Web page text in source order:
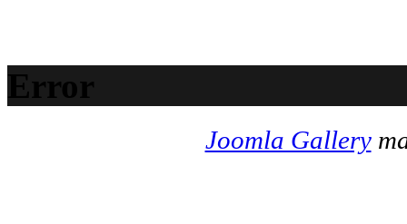
Error
Joomla Gallery